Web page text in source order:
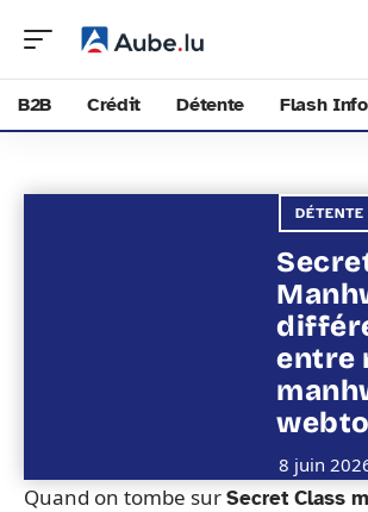
B2B Crédit Détente Flash Info
DÉTENTE
entre
8 juin
Quand on tombe surSecret Class